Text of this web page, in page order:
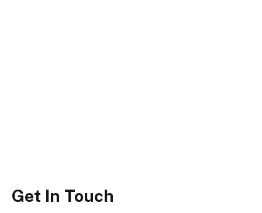
Get In Touch